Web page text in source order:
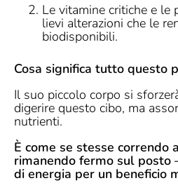
Le vitamine critiche e le
lievi alterazioni che le
biodisponibili.
Cosa significa tutto questo
Il suo piccolo corpo si
digerire questo cibo, ma
nutrienti.
È come se stesse correndo
rimanendo fermo sul posto
di energia per un beneficio